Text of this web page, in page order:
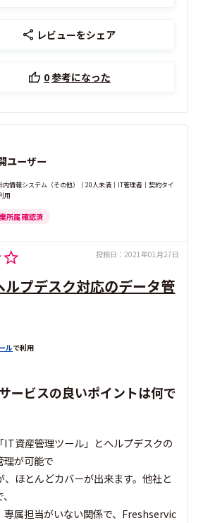
レビューをシェア
0参考になった
ユーザー
内情報システム（その他）｜20人未満｜IT管理者｜契約タイ
用
所属 確認済
投稿日： 2021年01月27日
ルプデスク対応のデータ管
ルで利用
ービスの良いポイントは何で
IT資産管理ツール」とヘルプデスクの
理が可能で
ほとんどカバーが出来ます。他社と
専属担当がいない関係で、Freshservic